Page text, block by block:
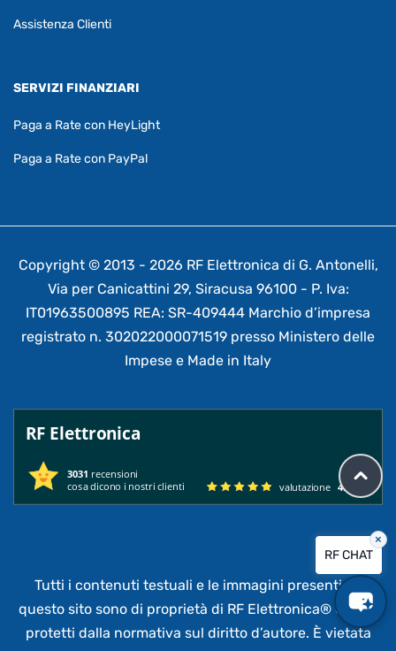
Assistenza Clienti
SERVIZI FINANZIARI
Paga a Rate con HeyLight
Paga a Rate con PayPal
Copyright © 2013 - 2026 RF Elettronica di G. Antonelli,
Via per Canicattini 29, Siracusa 96100 - P. Iva:
IT01963500895 REA: SR-409444 Marchio d’impresa
registrato n. 302022000071519 presso Ministero delle
Impese e Made in Italy
RF Elettronica
3031 recensioni
cosa dicono i nostri clienti
valutazione 4.95
Tutti i contenuti testuali e le immagini presenti su
questo sito sono di proprietà di RF Elettronica®e sono
protetti dalla normativa sul diritto d’autore. È vietata
RF CHAT
×